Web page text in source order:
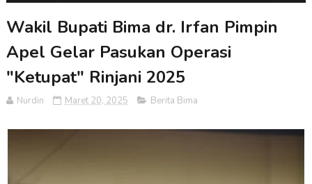
Wakil Bupati Bima dr. Irfan Pimpin
Apel Gelar Pasukan Operasi
"Ketupat" Rinjani 2025
Nurdin Maret 20, 2025 Berita Bima